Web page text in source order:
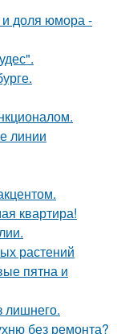
и доля юмора -
линии
квартира!
растений
пятна и
лишнего.
без ремонта?